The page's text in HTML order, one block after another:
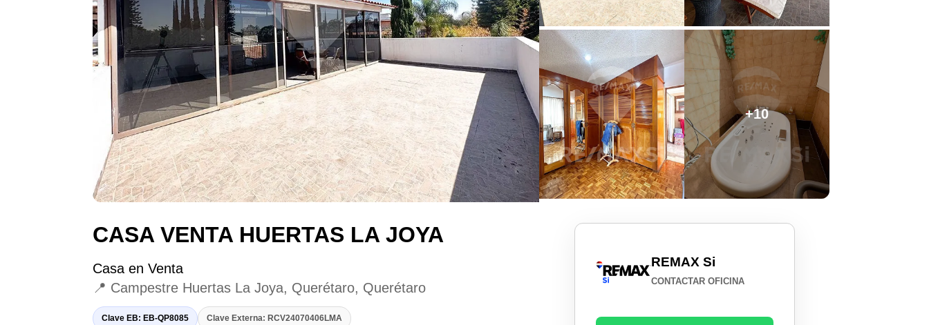
+10
CASA VENTA HUERTAS LA JOYA
Casa en Venta
📍 Campestre Huertas La Joya, Querétaro, Querétaro
Clave EB: EB-QP8085 Clave Externa: RCV24070406LMA
REMAX Si
CONTACTAR OFICINA